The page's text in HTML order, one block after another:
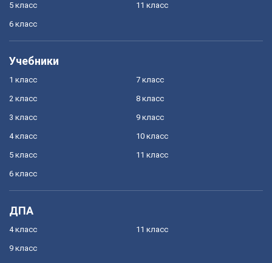
5 класс
6 класс
11 класс
Учебники
1 класс
2 класс
3 класс
4 класс
5 класс
6 класс
7 класс
8 класс
9 класс
10 класс
11 класс
ДПА
4 класс
9 класс
11 класс